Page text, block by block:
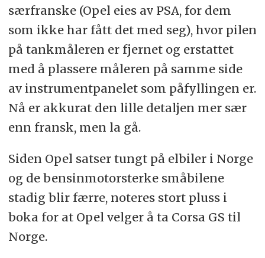
særfranske (Opel eies av PSA, for dem
som ikke har fått det med seg), hvor pilen
på tankmåleren er fjernet og erstattet
med å plassere måleren på samme side
av instrumentpanelet som påfyllingen er.
Nå er akkurat den lille detaljen mer sær
enn fransk, men la gå.
Siden Opel satser tungt på elbiler i Norge
og de bensinmotorsterke småbilene
stadig blir færre, noteres stort pluss i
boka for at Opel velger å ta Corsa GS til
Norge.